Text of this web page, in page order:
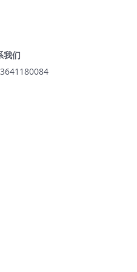
我们